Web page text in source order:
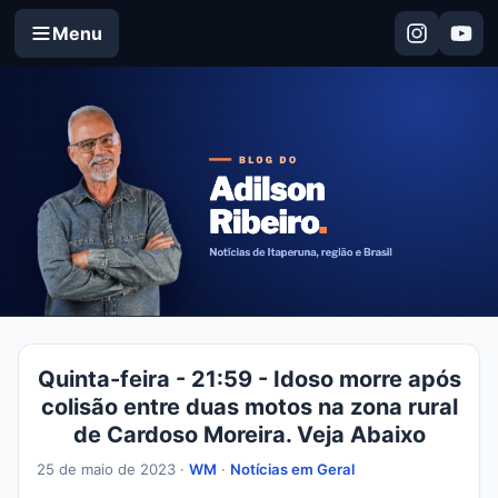
Menu
Quinta-feira - 21:59 - Idoso morre após
colisão entre duas motos na zona rural
de Cardoso Moreira. Veja Abaixo
25 de maio de 2023 · WM · Notícias em Geral